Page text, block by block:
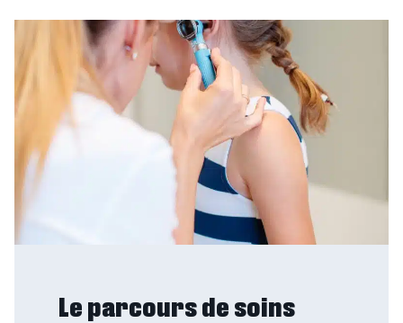
Le parcours de soins